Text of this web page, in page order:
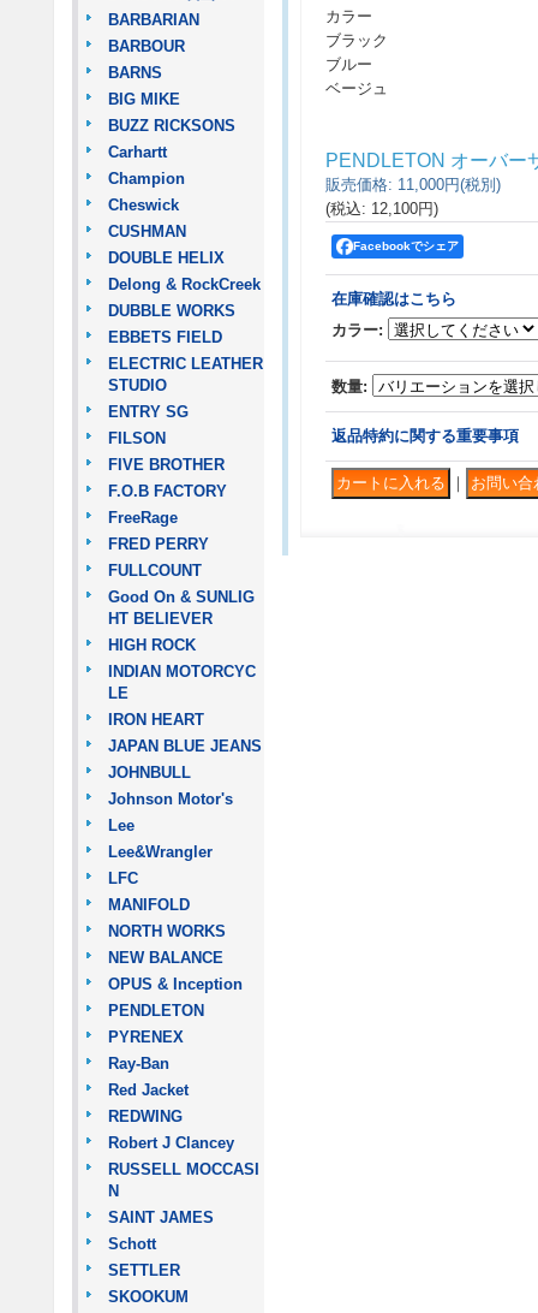
BARBARIAN
BARBOUR
BARNS
BIG MIKE
BUZZ RICKSONS
Carhartt
Champion
Cheswick
CUSHMAN
DOUBLE HELIX
Delong & RockCreek
DUBBLE WORKS
EBBETS FIELD
ELECTRIC LEATHER
STUDIO
ENTRY SG
FILSON
FIVE BROTHER
F.O.B FACTORY
FreeRage
FRED PERRY
FULLCOUNT
Good On & SUNLIG
HT BELIEVER
HIGH ROCK
INDIAN MOTORCYC
LE
IRON HEART
JAPAN BLUE JEANS
JOHNBULL
Johnson Motor's
Lee
Lee&Wrangler
LFC
MANIFOLD
NORTH WORKS
NEW BALANCE
OPUS & Inception
PENDLETON
PYRENEX
Ray-Ban
Red Jacket
REDWING
Robert J Clancey
RUSSELL MOCCASI
N
SAINT JAMES
Schott
SETTLER
SKOOKUM
カラー
ブラック
ブルー
ベージュ
PENDLETON オーバー
販売価格: 11,000円(税別)
(税込: 12,100円)
Facebookでシェア
在庫確認はこちら
カラー:
数量:
返品特約に関する重要事項
｜